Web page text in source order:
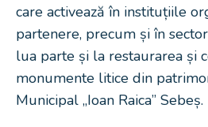
care activează în instituțiile
partenere, precum și în
lua parte și la restaurarea și
monumente litice din
Municipal „Ioan Raica” Sebeș.